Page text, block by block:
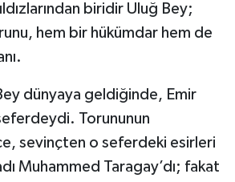
biridir Uluğ Bey;
hem bir hükümdar hem de
dünyaya geldiğinde, Emir
Torununun
sevinçten o seferdeki esirleri
Muhammed Taragay’dı; fakat